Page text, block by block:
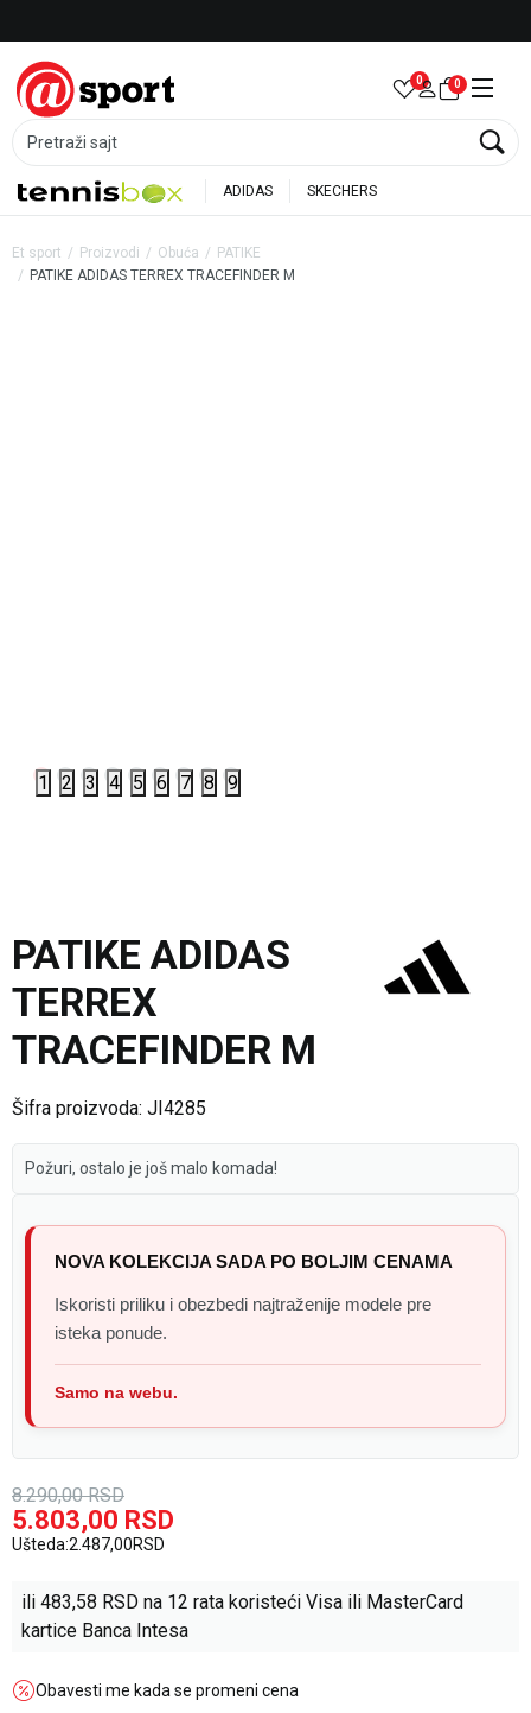
Pretraži sajt
0 0
ADIDAS SKECHERS
Et sport Proizvodi Obuća
PATIKE
PATIKE ADIDAS TERREX TRACEFINDER M
1 2 3 4 5 6 7 8 9
PATIKE ADIDAS
TERREX
TRACEFINDER M
Šifra proizvoda: JI4285
Požuri, ostalo je još malo komada!
NOVA KOLEKCIJA SADA PO BOLJIM CENAMA
Iskoristi priliku i obezbedi najtraženije modele pre
isteka ponude.
Samo na webu.
8.290,00 RSD
5.803,00 RSD
Ušteda:2.487,00RSD
ili 483,58 RSD na 12 rata koristeći Visa ili MasterCard
kartice Banca Intesa
Obavesti me kada se promeni cena